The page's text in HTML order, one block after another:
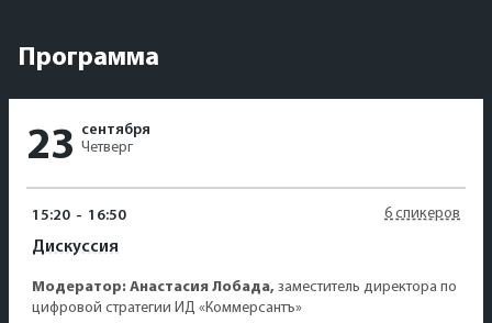
Программа
23 сентября
Четверг
15:20 - 16:50
Дискуссия
6 спикеров
Модератор: Анастасия Лобада, заместитель директора по
цифровой стратегии ИД «Коммерсантъ»